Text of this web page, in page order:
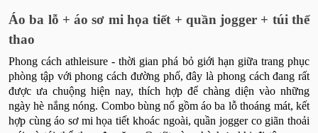
Áo ba lỗ + áo sơ mi họa tiết + quần jogger + túi thể
thao
Phong cách athleisure - thời gian phá bỏ giới hạn giữa trang phục
phòng tập với phong cách đường phố, đây là phong cách đang rất
được ưa chuộng hiện nay, thích hợp để chàng diện vào những
ngày hè nắng nóng. Combo bùng nổ gồm áo ba lỗ thoáng mát, kết
hợp cùng áo sơ mi họa tiết khoác ngoài, quần jogger co giãn thoải